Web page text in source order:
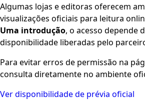
Algumas lojas e editoras oferecem
visualizações oficiais para leitura
Uma introdução, o acesso depende
disponibilidade liberadas pelo
Para evitar erros de permissão na
consulta diretamente no ambiente
Ver disponibilidade de prévia oficial